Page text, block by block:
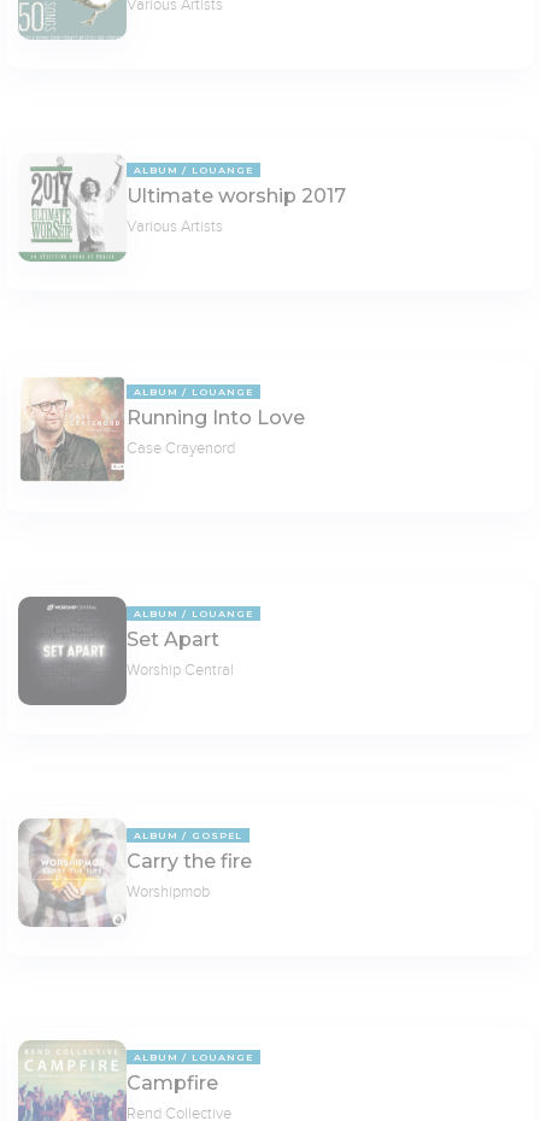
Various Artists
ALBUM LOUANGE
Ultimate worship 2017
Various Artists
ALBUM LOUANGE
Running Into Love
Case Crayenord
ALBUM LOUANGE
Set Apart
Worship Central
ALBUM GOSPEL
Carry the fire
Worshipmob
ALBUM LOUANGE
Campfire
Rend Collective